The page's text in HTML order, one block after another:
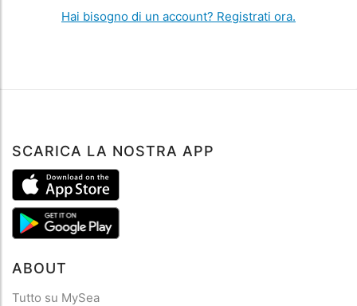
Hai bisogno di un account? Registrati ora.
SCARICA LA NOSTRA APP
ABOUT
Tutto su MySea